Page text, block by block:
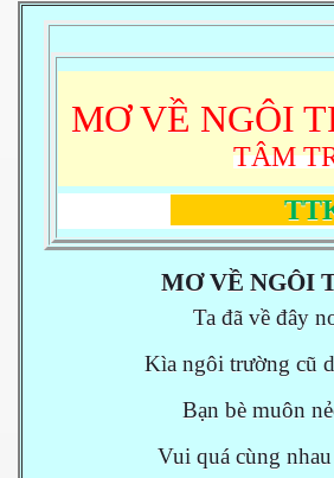
MƠ VỀ NGÔI
TÂM
MƠ VỀ NGÔI
Ta đã về đây
Kìa ngôi trường cũ
Bạn bè muôn
Vui quá cùng